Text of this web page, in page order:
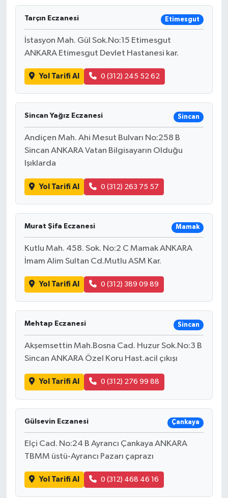
Tarçın Eczanesi Etimesgut
İstasyon Mah. Gül Sok.No:15 Etimesgut
ANKARA Etimesgut Devlet Hastanesi kar.
Yol Tarifi Al 0 (312) 245 52 62
Sincan Yağız Eczanesi Sincan
Andiçen Mah. Ahi Mesut Bulvarı No:258 B
Sincan ANKARA Vatan Bilgisayarın Olduğu
Işıklarda
Yol Tarifi Al 0 (312) 263 75 57
Murat Şifa Eczanesi Mamak
Kutlu Mah. 458. Sok. No:2 C Mamak ANKARA
İmam Alim Sultan Cd.Mutlu ASM Kar.
Yol Tarifi Al 0 (312) 389 09 89
Mehtap Eczanesi Sincan
Akşemsettin Mah.Bosna Cad. Huzur Sok.No:3 B
Sincan ANKARA Özel Koru Hast.acil çıkışı
Yol Tarifi Al 0 (312) 276 99 88
Gülsevin Eczanesi Çankaya
Elçi Cad. No:24 B Ayrancı Çankaya ANKARA
TBMM üstü-Ayrancı Pazarı çaprazı
Yol Tarifi Al 0 (312) 468 46 16